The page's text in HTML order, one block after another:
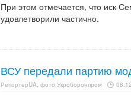
При этом отмечается, что иск
удовлетворили частично.
ВСУ передали партию
РепортерUA, фото Укроборонпром